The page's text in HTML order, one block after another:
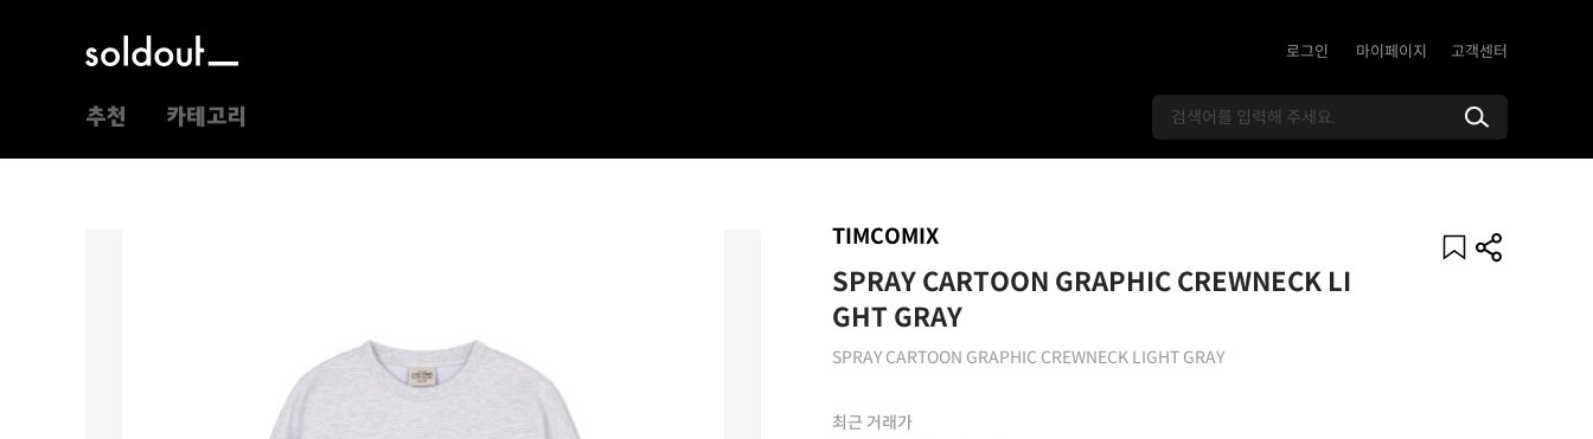
로그인 마이페이지 고객센터
추천 카테고리
TIMCOMIX
SPRAY CARTOON GRAPHIC CREWNECK LI
GHT GRAY
SPRAY CARTOON GRAPHIC CREWNECK LIGHT GRAY
최근 거래가